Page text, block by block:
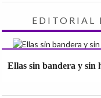
EDITORIAL
Ellas sin bandera y sin